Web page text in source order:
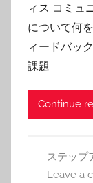
ィス コミュ
について何
ィードバッ
課題
Continue
ステップ
Leave a